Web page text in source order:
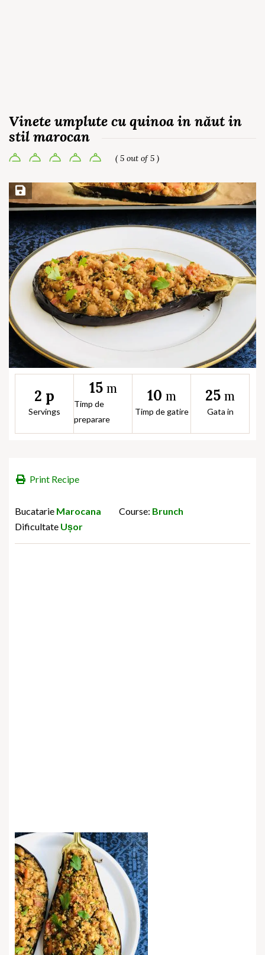
Vinete umplute cu quinoa in năut in
stil marocan
( 5 out of 5 )
Save Recipe
2 p
Servings
15 m
Timp de
preparare
10 m
Timp de gatire
25 m
Gata in
Print Recipe
Bucatarie Marocana Course: Brunch
Dificultate Ușor